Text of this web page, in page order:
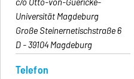
Universität Magdeburg
Große Steinernetischstraße 6
D - 39104 Magdeburg
Telefon